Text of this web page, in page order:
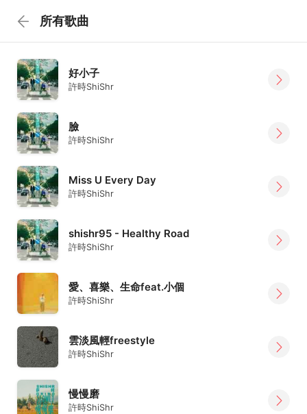
所有歌曲
好小子
許時ShiShr
臉
許時ShiShr
Miss U Every Day
許時ShiShr
shishr95 - Healthy Road
許時ShiShr
愛、喜樂、生命feat.小個
許時ShiShr
雲淡風輕freestyle
許時ShiShr
慢慢磨
許時ShiShr